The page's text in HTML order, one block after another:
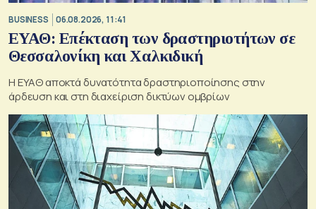
BUSINESS 06.08.2026, 11:41
ΕΥΑΘ: Επέκταση των δραστηριοτήτων σε
Θεσσαλονίκη και Χαλκιδική
Η ΕΥΑΘ αποκτά δυνατότητα δραστηριοποίησης στην
άρδευση και στη διαχείριση δικτύων ομβρίων